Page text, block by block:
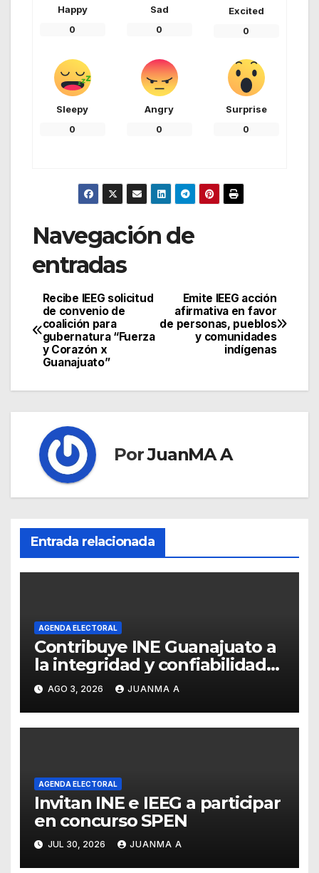
Happy
0
Sad
0
Excited
0
Sleepy
0
Angry
0
Surprise
0
Navegación de
entradas
Emite IEEG acción
afirmativa en favor
de personas, pueblos
y comunidades
indígenas
Recibe IEEG solicitud
de convenio de
coalición para
gubernatura “Fuerza
y Corazón x
Guanajuato”
PorJuanMA A
Entrada relacionada
AGENDA ELECTORAL
Contribuye INE Guanajuato a
la integridad y confiabilidad
del Padrón Electoral
AGO 3, 2026 JUANMA A
AGENDA ELECTORAL
Invitan INE e IEEG a participar
en concurso SPEN
JUL 30, 2026 JUANMA A